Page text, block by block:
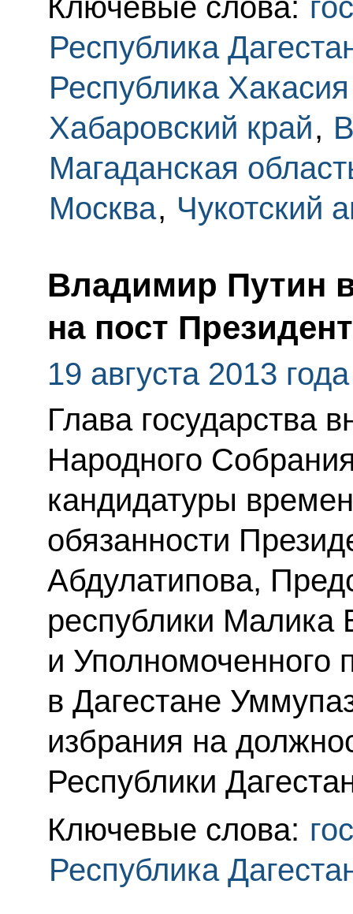
Республика
Республика Хакасия
Хабаровский край,
Магаданская
Москва, Чукотский
Владимир Путин
на пост
19 августа 2013 года
Глава государства
Народного
кандидатуры
обязанности
Абдулатипова,
республики Малика
и Уполномоченного
в Дагестане
избрания на
Республики
Ключевые слова:
Республика